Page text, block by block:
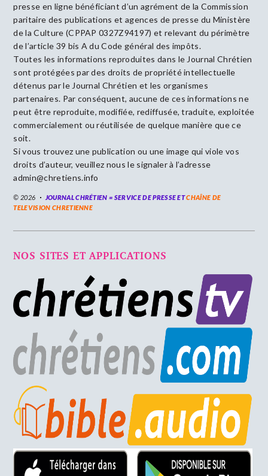
presse en ligne bénéficiant d’un agrément de la Commission
paritaire des publications et agences de presse du Ministère
de la Culture (CPPAP 0327Z94197) et relevant du périmètre
de l’article 39 bis A du Code général des impôts.
Toutes les informations reproduites dans le Journal Chrétien
sont protégées par des droits de propriété intellectuelle
détenus par le Journal Chrétien et les organismes
partenaires. Par conséquent, aucune de ces informations ne
peut être reproduite, modifiée, rediffusée, traduite, exploitée
commercialement ou réutilisée de quelque manière que ce
soit.
Si vous trouvez une publication ou une image qui viole vos
droits d’auteur, veuillez nous le signaler à l’adresse
admin@chretiens.info
© 2026 JOURNAL CHRÉTIEN = SERVICE DE PRESSE ETCHAÎNE DE
TELEVISION CHRETIENNE
NOS SITES ET APPLICATIONS